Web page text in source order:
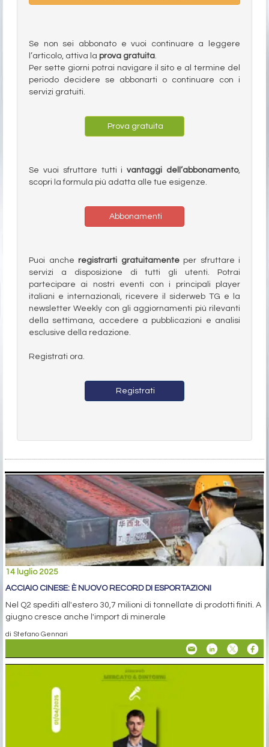
Se non sei abbonato e vuoi continuare a leggere
l’articolo, attiva la prova gratuita.
Per sette giorni potrai navigare il sito e al termine del
periodo decidere se abbonarti o continuare con i
servizi gratuiti.
Prova gratuita
Se vuoi sfruttare tutti ivantaggi dell’abbonamento,
scopri la formula più adatta alle tue esigenze.
Abbonamenti
Puoi anche registrarti gratuitamenteper sfruttare i
servizi a disposizione di tutti gli utenti. Potrai
partecipare ai nostri eventi con i principali player
italiani e internazionali, ricevere il siderweb TG e la
newsletter Weekly con gli aggiornamenti più rilevanti
della settimana, accedere a pubblicazioni e analisi
esclusive della redazione.
Registrati ora.
Registrati
14 luglio 2025
ACCIAIO CINESE: È NUOVO RECORD DI ESPORTAZIONI
Nel Q2 spediti all'estero 30,7 milioni di tonnellate di prodotti finiti. A
giugno cresce anche l'import di minerale
di Stefano Gennari